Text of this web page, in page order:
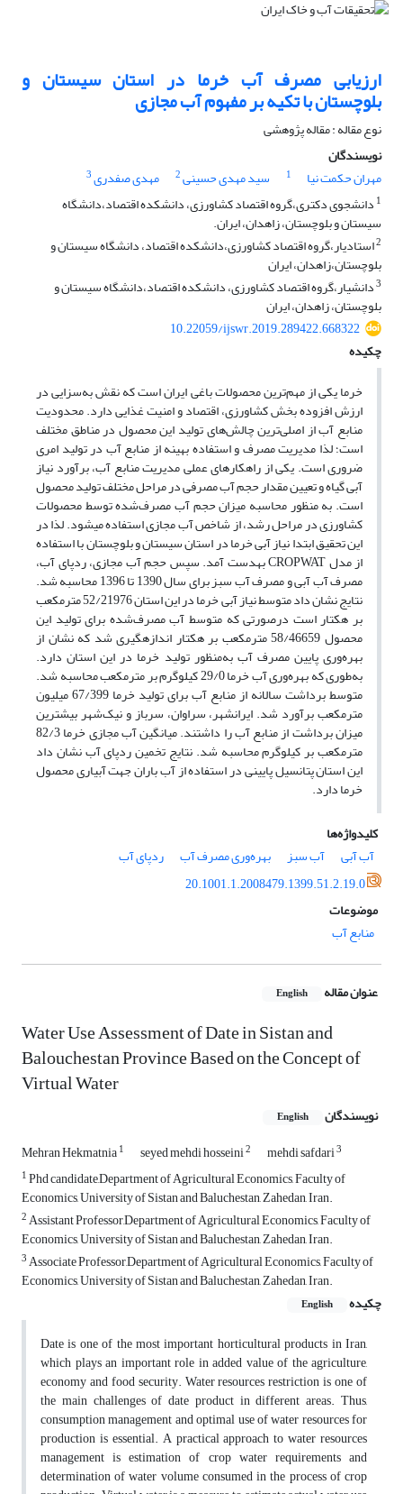
ارزیابی مصرف آب خرما در استان سیستان و
بلوچستان با تکیه بر مفهوم آب مجازی
نوع مقاله : مقاله پژوهشی
نویسندگان
مهران حکمت نیا
1 سید مهدی حسینی2 مهدی صفدری3
1 دانشجوی دکتری،گروه اقتصاد کشاورزی، دانشکده اقتصاد،دانشگاه
سیستان و بلوچستان، زاهدان، ایران.
2استادیار،گروه اقتصاد کشاورزی،دانشکده اقتصاد، دانشگاه سیستان و
بلوچستان،زاهدان، ایران
3دانشیار،گروه اقتصاد کشاورزی، دانشکده اقتصاد،دانشگاه سیستان و
بلوچستان، زاهدان، ایران
10.22059/ijswr.2019.289422.668322
چکیده
خرما یکی‌ از مهم‌ترین محصولات باغی ایران است که نقش به‌سزایی در
ارزش افزوده بخش کشاورزی، اقتصاد و امنیت غذایی دارد. محدودیت
منابع آب از اصلی‌ترین چالش‌های تولید این محصول در مناطق مختلف
است؛ لذا مدیریت مصرف و استفاده بهینه از منابع آب در تولید امری
ضروری است. یکی از راهکار‌های عملی مدیریت منابع آب، برآورد نیاز
آبی گیاه و تعیین مقدار حجم آب مصرفی در مراحل مختلف تولید محصول
است. به منظور محاسبه میزان حجم آب مصرف‌شده توسط محصولات
کشاورزی در مراحل رشد، از شاخص آب مجازی استفاده می­شود. لذا در
این تحقیق ابتدا نیاز آبی خرما در استان سیستان و بلوچستان با استفاده
از مدل CROPWAT به­دست آمد. سپس حجم آب مجازی، ردپای آب،
مصرف آب آبی و مصرف آب سبز برای سال 1390 تا 1396 محاسبه شد.
نتایج نشان داد متوسط نیاز آبی خرما در این استان 52/21976 متر‌مکعب
بر هکتار است در‌صورتی که متوسط آب مصرف‌شده برای تولید این
محصول 58/46659 متر‌مکعب بر هکتار اندازه­گیری شد که نشان از
بهره‌وری پایین مصرف آب به‌منظور تولید خرما در این استان دارد.
به‌طوری که بهره‌وری آب خرما 29/0 کیلو‌گرم بر متر‌مکعب محاسبه شد.
متوسط برداشت سالانه از منابع آب برای تولید خرما 67/399 میلیون
متر‌مکعب برآورد شد. ایرانشهر، سراوان، سرباز و نیک‌شهر بیشترین
میزان برداشت از منابع آب را داشتند. میانگین آب مجازی خرما 82/3
متر‌مکعب بر کیلوگرم محاسبه شد. نتایج تخمین رد‌پای آب نشان داد
این استان پتانسیل پایینی در استفاده از آب باران جهت آبیاری محصول
خرما دارد.
کلیدواژه‌ها
آب آبی
آب سبز بهره‌وری مصرف آب
ردپای آب
20.1001.1.2008479.1399.51.2.19.0
موضوعات
منابع آب
عنوان مقاله English
Water Use Assessment of Date in Sistan and
Balouchestan Province Based on the Concept of
Virtual Water
نویسندگان English
Mehran Hekmatnia1 seyed mehdi hosseini2 mehdi safdari3
1Phd candidate,Department of Agricultural Economics, Faculty of
Economics, University of Sistan and Baluchestan, Zahedan, Iran.
2Assistant Professor,Department of Agricultural Economics, Faculty of
Economics, University of Sistan and Baluchestan, Zahedan, Iran.
3Associate Professor,Department of Agricultural Economics, Faculty of
Economics, University of Sistan and Baluchestan, Zahedan, Iran.
چکیده
English
Date is one of the most important horticultural products in Iran,
which plays an important role in added value of the agriculture,
economy and food security. Water resources restriction is one of
the main challenges of date product in different areas. Thus,
consumption management and optimal use of water resources for
production is essential. A practical approach to water resources
management is estimation of crop water requirements and
determination of water volume consumed in the process of crop